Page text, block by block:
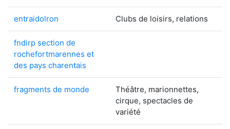
entraidolron Clubs de loisirs, relations
fndirp section de
rochefortmarennes et
des pays charentais
fragments de monde
Théâtre, marionnettes,
cirque, spectacles de
variété